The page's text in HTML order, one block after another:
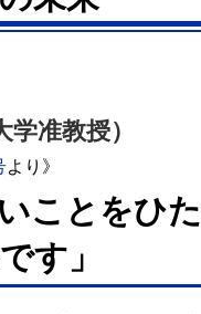
准教授）
より》
いことをひ
す」